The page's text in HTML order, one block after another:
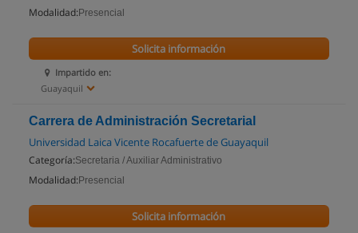
Modalidad: Presencial
Impartido en:
Guayaquil
Solicita información
Carrera de Administración Secretarial
Universidad Laica Vicente Rocafuerte de Guayaquil
Categoría:Secretaria / Auxiliar Administrativo
Modalidad: Presencial
Solicita información